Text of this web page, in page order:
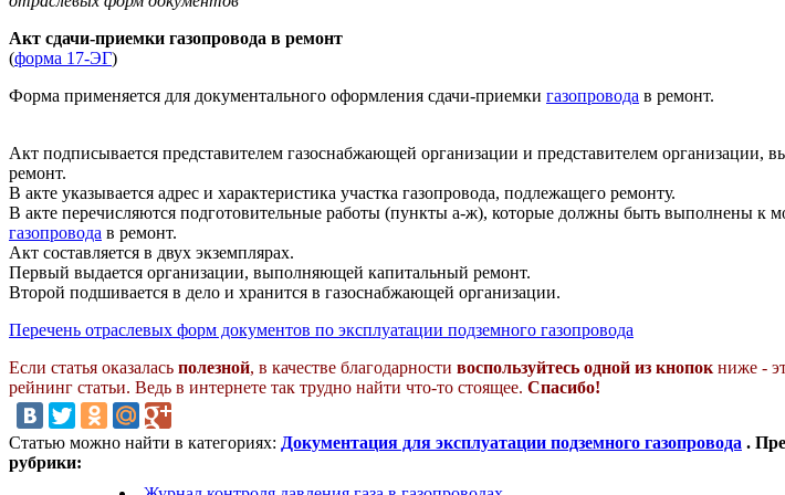
Акт сдачи-приемки газопровода в ремонт
(форма 17-ЭГ)
Форма применяется для документального оформления сдачи-приемки газопровода в ремонт.
Акт подписывается представителем газоснабжающей организации и представителем организации,
ремонт.
В акте указывается адрес и характеристика участка газопровода, подлежащего ремонту.
В акте перечисляются подготовительные работы (пункты а-ж), которые должны быть выполнены к
газопровода в ремонт.
Акт составляется в двух экземплярах.
Первый выдается организации, выполняющей капитальный ремонт.
Второй подшивается в дело и хранится в газоснабжающей организации.
Перечень отраслевых форм документов по эксплуатации подземного газопровода
Если статья оказалась полезной, в качестве благодарности воспользуйтесь одной из кнопок ниже -
рейнинг статьи. Ведь в интернете так трудно найти что-то стоящее. Спасибо!
Статью можно найти в категориях: Документация для эксплуатации подземного газопровода .
рубрики: